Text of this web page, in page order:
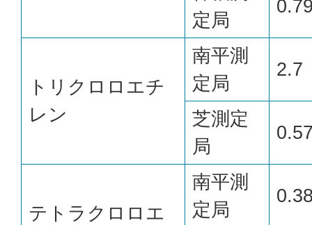
定局
トリクロロエチ
レン
南平測
定局
2.7
芝測定
局
テトラクロロエ
南平測
定局